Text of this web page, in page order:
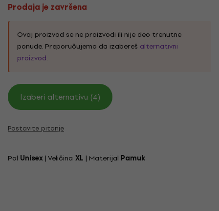
Prodaja je završena
Ovaj proizvod se ne proizvodi ili nije deo trenutne
ponude. Preporučujemo da izabereš alternativni
proizvod.
Izaberi alternativu (4)
Postavite pitanje
Pol Unisex | Veličina XL | Materijal Pamuk